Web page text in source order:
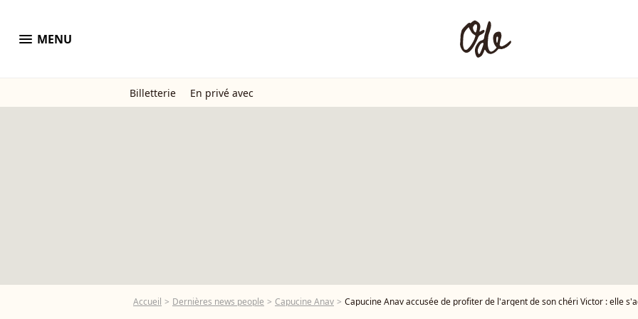
menu MENU
Billetterie En privé avec
Accueil Dernières news people Capucine Anav Capucine Anav accusée de profiter de l'argent de son chéri Victor : elle